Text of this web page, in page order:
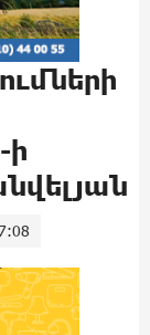
ի